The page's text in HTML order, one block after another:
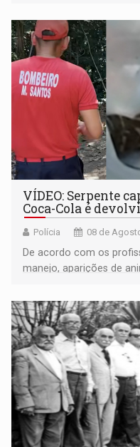
VÍDEO: Serpente
Coca-Cola é
Polícia 08 de
De acordo com os
manejo, aparições de